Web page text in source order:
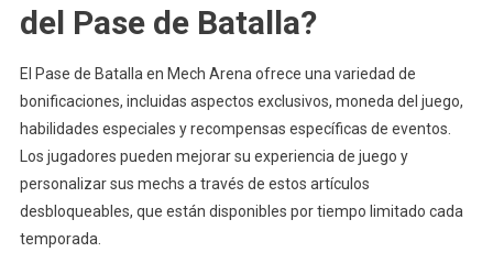
del Pase de Batalla?
El Pase de Batalla en Mech Arena ofrece una variedad de
bonificaciones, incluidas aspectos exclusivos, moneda del juego,
habilidades especiales y recompensas específicas de eventos.
Los jugadores pueden mejorar su experiencia de juego y
personalizar sus mechs a través de estos artículos
desbloqueables, que están disponibles por tiempo limitado cada
temporada.